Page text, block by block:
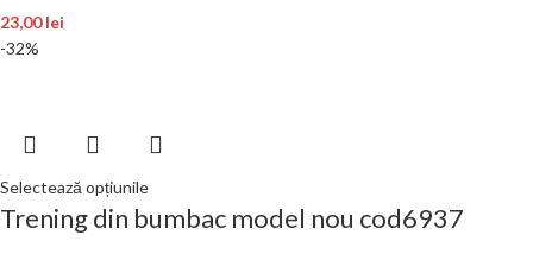
23,00lei
-32%
Selectează opțiunile
Trening din bumbac model nou cod6937